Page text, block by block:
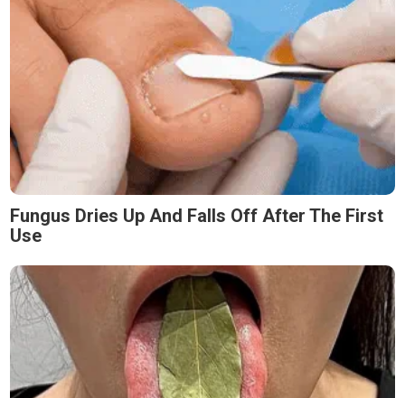
Fungus Dries Up And Falls Off After The First
Use